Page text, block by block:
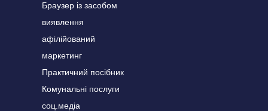
Браузер із засобом
виявлення
афілійований
маркетинг
Практичний посібник
Комунальні послуги
соц.медіа